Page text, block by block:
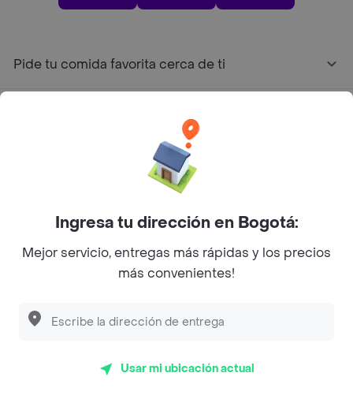
Pide tu comida favorita cerca de ti
Facebook
Twitter
Instagram
Rappi S.A.S. --- NIT 900.843.898-9 --- Calle 63 # 16A-02
Ingresa tu dirección en Bogotá:
Mejor servicio, entregas más rápidas y los precios
más convenientes!
Usar mi ubicación actual